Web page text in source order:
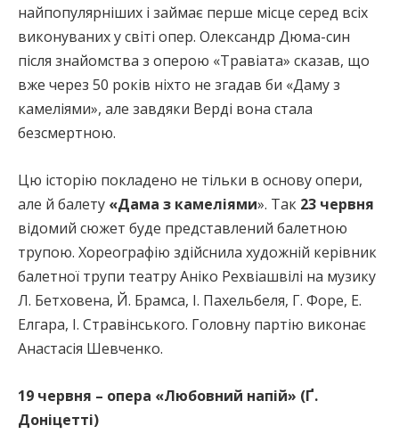
найпопулярніших і займає перше місце серед всіх
виконуваних у світі опер. Олександр Дюма-син
після знайомства з оперою «Травіата» сказав, що
вже через 50 років ніхто не згадав би «Даму з
камеліями», але завдяки Верді вона стала
безсмертною.
Цю історію покладено не тільки в основу опери,
але й балету «Дама з камеліями». Так 23 червня
відомий сюжет буде представлений балетною
трупою. Хореографію здійснила художній керівник
балетної трупи театру Аніко Рехвіашвілі на музику
Л. Бетховена, Й. Брамса, І. Пахельбеля, Г. Форе, Е.
Елгара, І. Стравінського. Головну партію виконає
Анастасія Шевченко.
19 червня – опера «Любовний напій» (Ґ.
Доніцетті)